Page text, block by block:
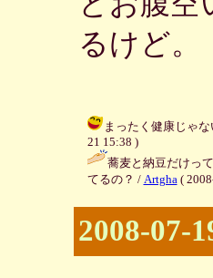
るけど。
まったく健康じゃ
21 15:38 )
蕎麦と納豆だけっ
てるの？ / Artgha (
2008-07-